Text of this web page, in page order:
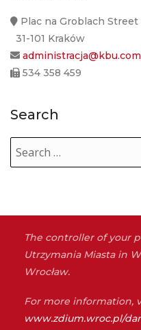
Plac na Groblach Street
31-101 Kraków
534 358 459
Search
The controller of your
Utrzymania Miasta in
Wrocław.
For more information,
www.zdium.wroc.pl/